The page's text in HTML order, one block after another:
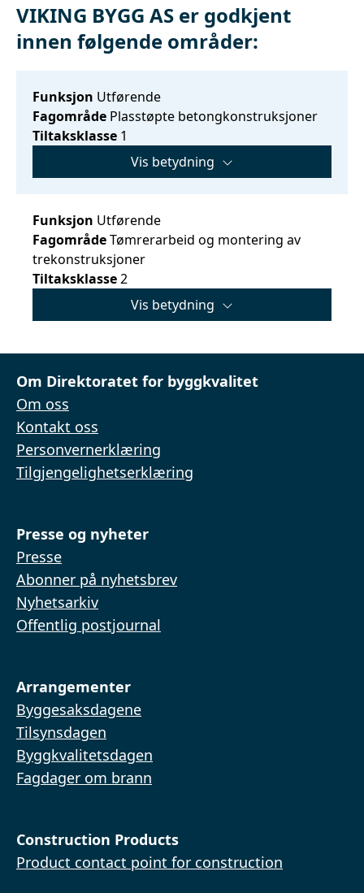
VIKING BYGG AS er godkjent
innen følgende områder:
Funksjon Utførende
Fagområde Plasstøpte betongkonstruksjoner
Tiltaksklasse 1
Vis betydning
Funksjon Utførende
FagområdeTømrerarbeid og montering av
trekonstruksjoner
Tiltaksklasse2
Vis betydning
Om Direktoratet for byggkvalitet
Om oss
Kontakt oss
Personvernerklæring
Tilgjengelighetserklæring
Presse og nyheter
Presse
Abonner på nyhetsbrev
Nyhetsarkiv
Offentlig postjournal
Arrangementer
Byggesaksdagene
Tilsynsdagen
Byggkvalitetsdagen
Fagdager om brann
Construction Products
Product contact point for construction